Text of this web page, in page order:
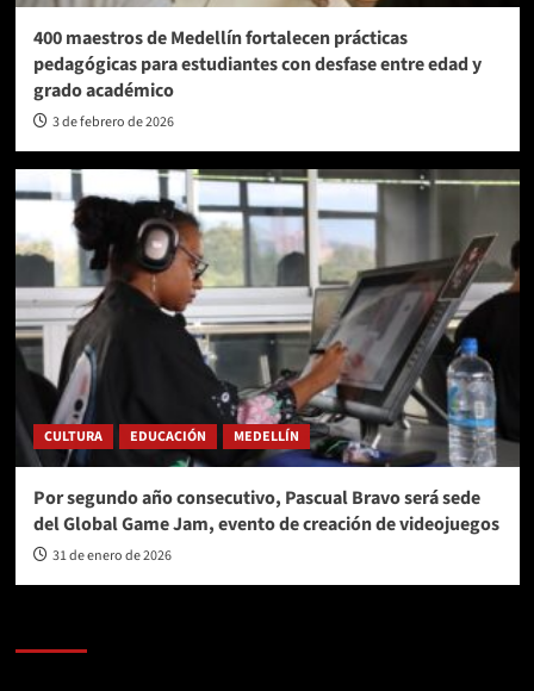
400 maestros de Medellín fortalecen prácticas
pedagógicas para estudiantes con desfase entre edad y
grado académico
3 de febrero de 2026
CULTURA EDUCACIÓN MEDELLÍN
Por segundo año consecutivo, Pascual Bravo será sede
del Global Game Jam, evento de creación de videojuegos
31 de enero de 2026